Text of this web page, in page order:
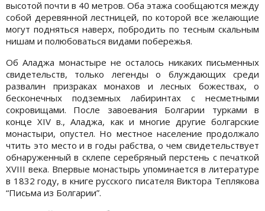
высотой почти в 40 метров. Оба этажа сообщаются между
собой деревянной лестницей, по которой все желающие
могут подняться наверх, побродить по тесным скальным
нишам и полюбоваться видами побережья.
Об Аладжа монастыре не осталось никаких письменных
свидетельств, только легенды о блуждающих среди
развалин призраках монахов и лесных божествах, о
бесконечных подземных лабиринтах с несметными
сокровищами. После завоевания Болгарии турками в
конце XIV в., Аладжа, как и многие другие болгарские
монастыри, опустел. Но местное население продолжало
чтить это место и в годы рабства, о чем свидетельствует
обнаруженный в склепе серебряный перстень с печаткой
XVIII века. Впервые монастырь упоминается в литературе
в 1832 году, в книге русского писателя Виктора Теплякова
“Письма из Болгарии”.